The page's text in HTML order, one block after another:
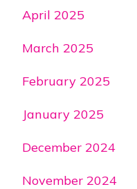
April 2025
March 2025
February 2025
January 2025
December 2024
November 2024